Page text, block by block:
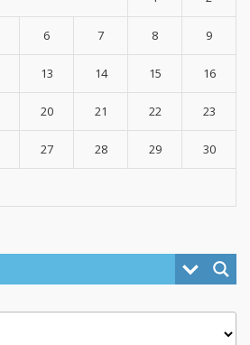
6 7 8 9
13 14 15 16
20 21 22 23
27 28 29 30